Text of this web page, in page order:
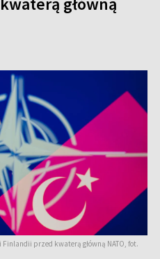
przed kwaterą główną NATO, fot.